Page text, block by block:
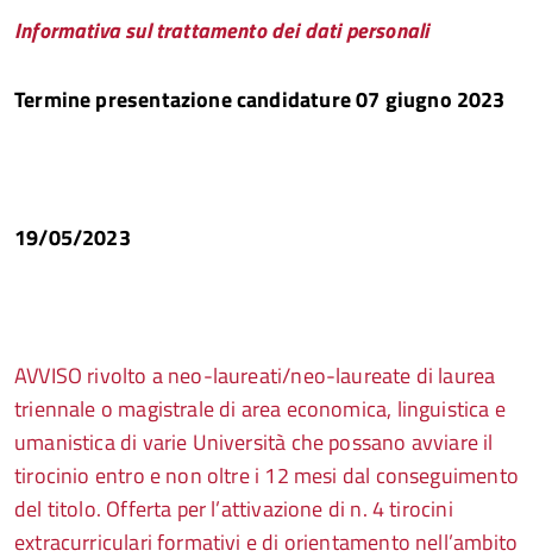
Informativa sul trattamento dei dati personali
Termine presentazione candidature 07 giugno 2023
19/05/2023
AVVISO rivolto a neo-laureati/neo-laureate di laurea
triennale o magistrale di area economica, linguistica e
umanistica di varie Università che possano avviare il
tirocinio entro e non oltre i 12 mesi dal conseguimento
del titolo. Offerta per l’attivazione di n. 4 tirocini
extracurriculari formativi e di orientamento nell’ambito